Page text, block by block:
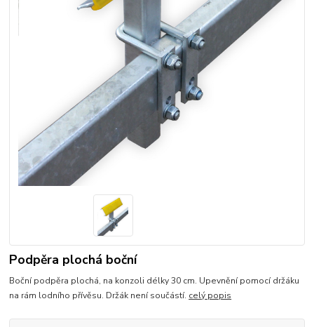
Podpěra plochá boční
Boční podpěra plochá, na konzoli délky 30 cm. Upevnění pomocí držáku
na rám lodního přívěsu. Držák není součástí. celý popis